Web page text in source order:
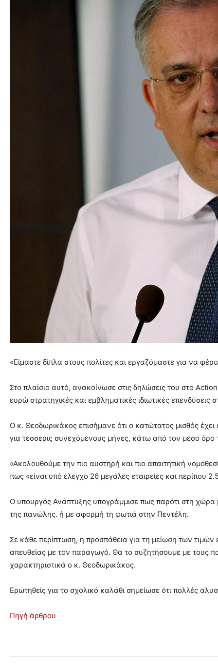
«Είμαστε δίπλα στους πολίτες και εργαζόμαστε για να
Στο πλαίσιο αυτό, ανακοίνωσε στις δηλώσεις του στο
ευρώ στρατηγικές και εμβληματικές ιδιωτικές
Ο κ. Θεοδωρικάκος επισήμανε ότι ο κατώτατος μισθός
για τέσσερις συνεχόμενους μήνες, κάτω από τον μέσο
«Ακολουθούμε την πιο αυστηρή και πιο απαιτητική
πως «είναι υπό έλεγχο 26 μεγάλες εταιρείες και περίπου
Ο υπουργός Ανάπτυξης υπογράμμισε πως παρότι στη χώρα
της πανώλης. ή με αφορμή τη φωτιά στην Πεντέλη.
Σε κάθε περίπτωση, η προσπάθεια για τη μείωση των
απευθείας με τον παραγωγό. Θα το συζητήσουμε με τους
χαρακτηριστικά ο κ. Θεοδωρικάκος.
Ερωτηθείς για το σχολικό καλάθι σημείωσε ότι πολλές
Πηγή άρθρου